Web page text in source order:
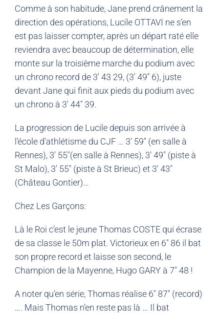
Comme à son habitude, Jane prend crânement la
direction des opérations, Lucile OTTAVI ne s’en
est pas laisser compter, après un départ raté elle
reviendra avec beaucoup de détermination, elle
monte sur la troisième marche du podium avec
un chrono record de 3′ 43 29, (3′ 49″ 6), juste
devant Jane qui finit aux pieds du podium avec
un chrono à 3′ 44″ 39.
La progression de Lucile depuis son arrivée à
l’école d’athlétisme du CJF … 3′ 59″ (en salle à
Rennes), 3′ 55″(en salle à Rennes), 3′ 49″ (piste à
St Malo), 3′ 55″ (piste à St Brieuc) et 3′ 43″
(Château Gontier)…
Chez Les Garçons:
Là le Roi c’est le jeune Thomas COSTE qui écrase
de sa classe le 50m plat. Victorieux en 6″ 86 il bat
son propre record et laisse son second, le
Champion de la Mayenne, Hugo GARY à 7″ 48 !
A noter qu’en série, Thomas réalise 6″ 87″ (record)
…. Mais Thomas n’en reste pas là … Il bat